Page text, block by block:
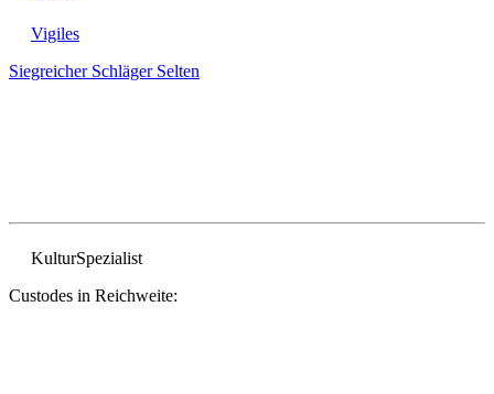
Vigiles
Siegreicher Schläger Selten
KulturSpezialist
Custodes in Reichweite: